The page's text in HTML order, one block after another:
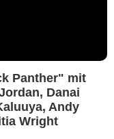
Panther" mit
Danai
Andy
Wright